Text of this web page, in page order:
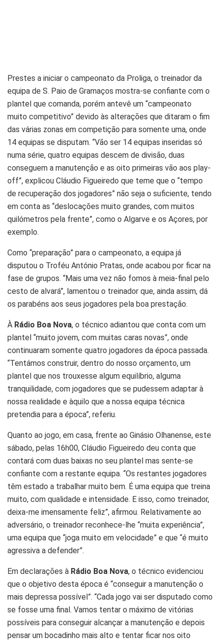
Prestes a iniciar o campeonato da Proliga, o treinador da
equipa de S. Paio de Gramaços mostra-se confiante com o
plantel que comanda, porém antevê um “campeonato
muito competitivo” devido às alterações que ditaram o fim
das várias zonas em competição para somente uma, onde
14 equipas se disputam. “Vão ser 14 equipas inseridas só
numa série, quatro equipas descem de divisão, duas
conseguem a manutenção e as oito primeiras vão aos play-
off”, explicou Cláudio Figueiredo que teme que o “tempo
de recuperação dos jogadores” não seja o suficiente, tendo
em conta as “deslocações muito grandes, com muitos
quilómetros pela frente”, como o Algarve e os Açores, por
exemplo.
Como “preparação” para o campeonato, a equipa já
disputou o Troféu António Pratas, onde acabou por ficar na
fase de grupos. “Mais uma vez não fomos à meia-final pelo
cesto de alvará”, lamentou o treinador que, ainda assim, dá
os parabéns aos seus jogadores pela boa prestação.
À Rádio Boa Nova, o técnico adiantou que conta com um
plantel “muito jovem, com muitas caras novas”, onde
continuaram somente quatro jogadores da época passada.
“Tentámos construir, dentro do nosso orçamento, um
plantel que nos trouxesse algum equilíbrio, alguma
tranquilidade, com jogadores que se pudessem adaptar à
nossa realidade e àquilo que a nossa equipa técnica
pretendia para a época”, referiu.
Quanto ao jogo, em casa, frente ao Ginásio Olhanense, este
sábado, pelas 16h00, Cláudio Figueiredo deu conta que
contará com duas baixas no seu plantel mas sente-se
confiante com a restante equipa. “Os restantes jogadores
têm estado a trabalhar muito bem. É uma equipa que treina
muito, com qualidade e intensidade. E isso, como treinador,
deixa-me imensamente feliz”, afirmou. Relativamente ao
adversário, o treinador reconhece-lhe “muita experiência”,
uma equipa que “joga muito em velocidade” e que “é muito
agressiva a defender”.
Em declarações à Rádio Boa Nova, o técnico evidenciou
que o objetivo desta época é “conseguir a manutenção o
mais depressa possível”. “Cada jogo vai ser disputado como
se fosse uma final. Vamos tentar o máximo de vitórias
possíveis para conseguir alcançar a manutenção e depois
pensar um bocadinho mais alto e tentar ficar nos oito